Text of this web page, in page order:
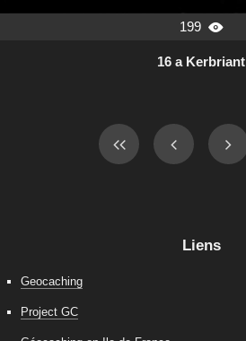
199 
16 a Kerbriant
Liens
Geocaching
Project GC